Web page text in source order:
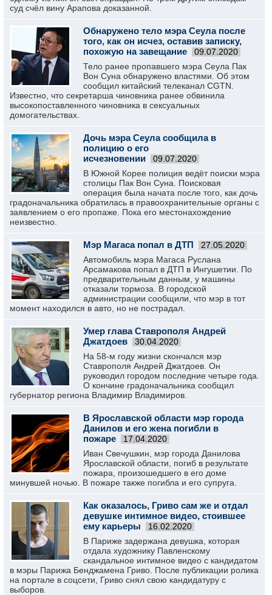
суд счёл вину Арапова доказанной.
Обнаружено тело мэра Сеула после
того, как он исчез, оставив записку,
похожую на завещание
09.07.2020
Тело ранее пропавшего мэра Сеула Пак
Вон Суна обнаружено властями. Об этом
сообщил китайский телеканал СGTN.
Известно, что секретарша чиновника ранее обвинила
высокопоставленного чиновника в сексуальных
домогательствах.
Дочь мэра Сеула сообщила в
полицию о его
исчезновении
09.07.2020
В Южной Корее полиция ведёт поиски мэра
столицы Пак Вон Суна. Поисковая
операция была начата после того, как дочь
градоначальника обратилась в правоохранительные органы с
заявлением о его пропаже. Пока его местонахождение
неизвестно.
Мэр Магаса попал в ДТП 27.05.2020
Автомобиль мэра Магаса Руслана
Арсамакова попал в ДТП в Ингушетии. По
предварительным данным, у машины
отказали тормоза. В городской
администрации сообщили, что мэр в тот
момент находился в авто, но не пострадал.
Умер глава Ставрополя Андрей
Джатдоев
30.04.2020
На 58-м году жизни скончался мэр
Ставрополя Андрей Джатдоев. Он
руководил городом последние четыре года.
О кончине градоначальника сообщил
губернатор региона Владимир Владимиров.
В Ярославской области мэр города
Данилов и его жена погибли в
пожаре
17.04.2020
Иван Свечушкин, мэр города Данилова
Ярославской области, погиб в результате
пожара, произошедшего в его доме
минувшей ночью. В пожаре также погибла и его супруга.
Как оказалось, Гриво сам же и отдал
девушке интимное видео, стоившее
ему карьеры
16.02.2020
В Париже задержана девушка, которая
отдала художнику Павленскому
скандальное интимное видео с кандидатом
в мэры Парижа Бенджамена Гриво. После публикации ролика
на портале в соцсети, Гриво снял свою кандидатуру с
выборов.